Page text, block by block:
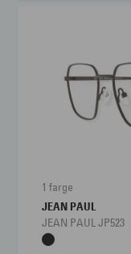
1 farge
JEAN PAUL
JEAN PAUL JP523